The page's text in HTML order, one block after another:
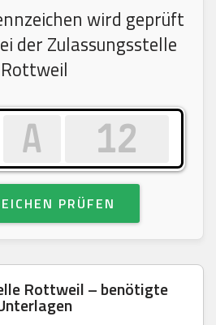
wird geprüft
der Zulassungsstelle
Rottweil
PRÜFEN
Rottweil – benötigte